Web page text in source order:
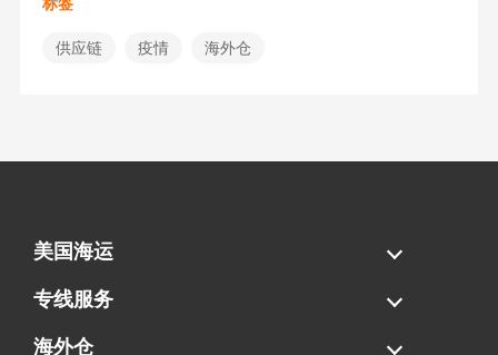
供应链 疫情 海外仓
美国海运
海运拼柜
海运整柜
美国海卡
加拿大海运
专线服务
FBA专线直送
超大件专线
AWD专线
电池专线
海外仓